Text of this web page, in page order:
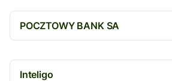
POCZTOWY BANK SA
Inteligo